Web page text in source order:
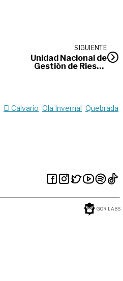
SIGUIENTE
Unidad Nacional de
Gestión de Riesgo
El Calvario Ola Invernal Quebrada
GORILABS